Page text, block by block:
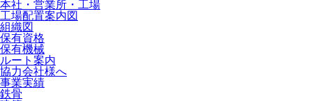
本社・営業所・工場
工場配置案内図
組織図
保有資格
保有機械
ルート案内
協力会社様へ
事業実績
鉄骨